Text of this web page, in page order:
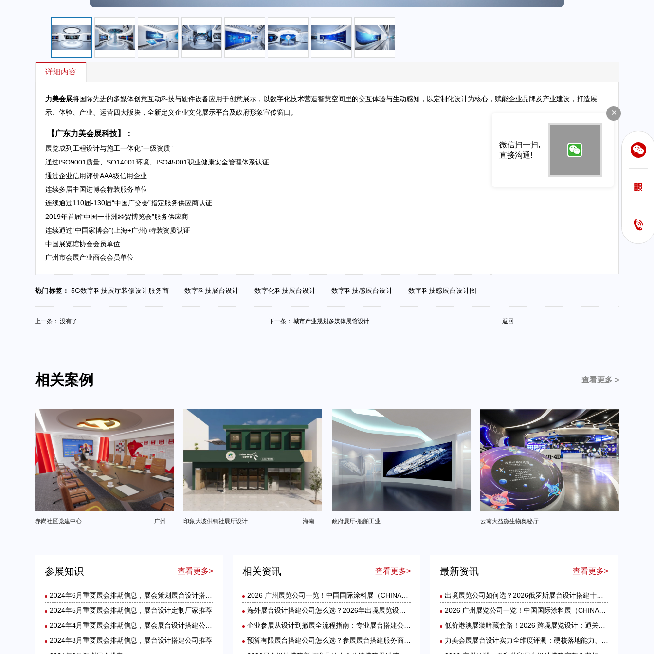
详细内容
力美会展将国际先进的多媒体创意互动科技与硬件设备应用于创意展示，以数字化技术营造智慧空间里的交互体验与生动感知，以定制化设计为核心，赋能企业品牌及产业建设，打造展
示、体验、产业、运营四大版块，全新定义企业文化展示平台及政府形象宣传窗口。
【广东力美会展科技】：
展览成列工程设计与施工一体化“一级资质”
通过ISO9001质量、SO14001环境、ISO45001职业健康安全管理体系认证
通过企业信用评价AAA级信用企业
连续多届中国进博会特装服务单位
连续通过110届-130届“中国广交会”指定服务供应商认证
2019年首届“中国一非洲经贸博览会”服务供应商
连续通过“中国家博会”(上海+广州) 特装资质认证
中国展览馆协会会员单位
广州市会展产业商会会员单位
热门标签： 5G数字科技展厅装修设计服务商 数字科技展台设计 数字化科技展台设计 数字科技感展台设计 数字科技感展台设计图
上一条： 没有了 下一条： 城市产业规划多媒体展馆设计 返回
相关案例 查看更多 >
赤岗社区党建中心 广州 印象大坡供销社展厅设计 海南 政府展厅-船舶工业 云南大益微生物奥秘厅
参展知识 查看更多>
2024年5月重要展会排期信息，展台设计定制厂家推荐
2024年3月重要展会排期信息，展台设计搭建公司推荐
相关资讯 查看更多> 最新资讯 查看更多>
×
微信扫一扫,
直接沟通!